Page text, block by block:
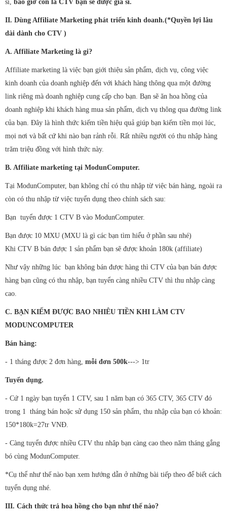
sỉ, bao giờ còn là CTV bạn sẽ được giá sỉ.
II. Dùng Affiliate Marketing phát triển kinh doanh.(*Quyền lợi lâu
dài dành cho CTV )
A. Affiliate Marketing là gi?
Affiliate marketing là việc bạn giới thiệu sản phẩm, dịch vụ, công việc
kinh doanh của doanh nghiệp đến với khách hàng thông qua một đường
link riêng mà doanh nghiệp cung cấp cho bạn. Bạn sẽ ăn hoa hồng của
doanh nghiệp khi khách hàng mua sản phẩm, dịch vụ thông qua đường link
của bạn. Đây là hình thức kiếm tiền hiệu quả giúp bạn kiếm tiền mọi lúc,
mọi nơi và bất cứ khi nào bạn rảnh rỗi. Rất nhiều người có thu nhập hàng
trăm triệu đồng với hình thức này.
B. Affiliate marketing tại ModunComputer.
Tại ModunComputer, bạn không chỉ có thu nhập từ việc bán hàng, ngoài ra
còn có thu nhập từ việc tuyển dụng theo chính sách sau:
Bạn tuyển được 1 CTV B vào ModunComputer.
Bạn được 10 MXU (MXU là gì các bạn tìm hiểu ở phần sau nhé)
Khi CTV B bán được 1 sản phẩm bạn sẽ được khoản 180k (affiliate)
Như vậy những lúc bạn không bán được hàng thì CTV của bạn bán được
hàng bạn cũng có thu nhập, bạn tuyển càng nhiều CTV thì thu nhập càng
cao.
C. BẠN KIẾM ĐƯỢC BAO NHIÊU TIỀN KHI LÀM CTV
MODUNCOMPUTER
Bán hàng:
- 1 tháng được 2 đơn hàng, mỗi đơn 500k---> 1tr
Tuyển dụng.
- Cứ 1 ngày bạn tuyển 1 CTV, sau 1 năm bạn có 365 CTV, 365 CTV đó
trong 1 tháng bán hoặc sử dụng 150 sản phẩm, thu nhập của bạn có khoản:
150*180k=27tr VNĐ.
- Càng tuyển được nhiều CTV thu nhâp bạn càng cao theo năm tháng gắng
bó cùng ModunComputer.
*Cụ thể như thế nào bạn xem hướng dẫn ở những bài tiếp theo để biết cách
tuyển dụng nhé.
III. Cách thức trả hoa hồng cho bạn như thế nào?